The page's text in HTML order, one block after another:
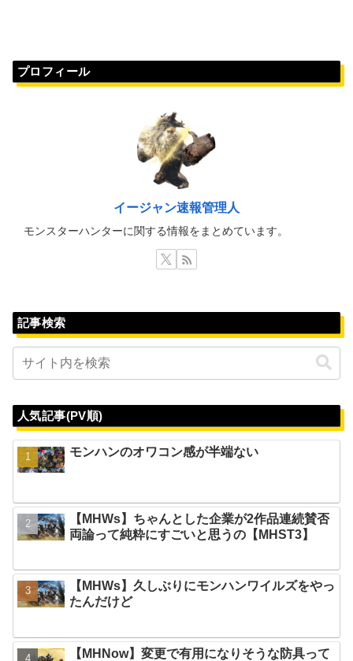
プロフィール
イージャン速報管理人
モンスターハンターに関する情報をまとめています。
記事検索
人気記事(PV順)
モンハンのオワコン感が半端ない
【MHWs】ちゃんとした企業が2作品連続賛否
両論って純粋にすごいと思うの【MHST3】
【MHWs】久しぶりにモンハンワイルズをやっ
たんだけど
【MHNow】変更で有用になりそうな防具って